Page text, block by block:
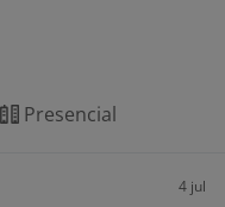
Presencial
4 jul